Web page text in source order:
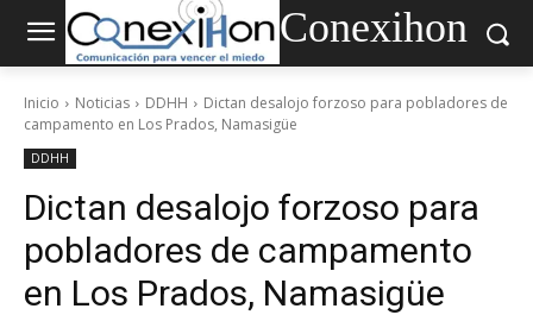
Conexihon
Inicio Noticias DDHH
Dictan desalojo forzoso para pobladores de
campamento en Los Prados, Namasigüe
DDHH
Dictan desalojo forzoso para
pobladores de campamento
en Los Prados, Namasigüe